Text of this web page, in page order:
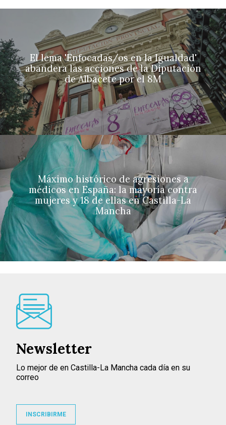
El lema 'Enfocadas/os en la Igualdad'
abandera las acciones de la Diputación
de Albacete por el 8M
Máximo histórico de agresiones a
médicos en España: la mayoría contra
mujeres y 18 de ellas en Castilla-La
Mancha
Newsletter
Lo mejor de en Castilla-La Mancha cada día en su
correo
INSCRIBIRME